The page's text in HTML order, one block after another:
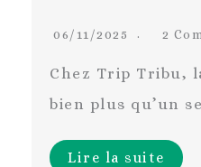
06/11/2025 2
Chez Trip Tribu,
bien plus qu’un
Lire la suite